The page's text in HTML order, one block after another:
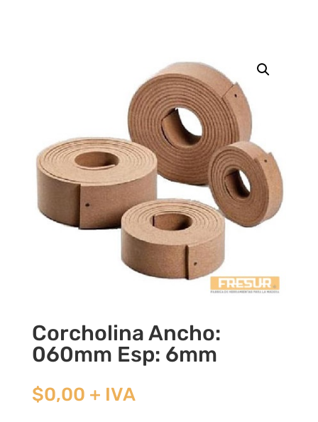
Corcholina Ancho:
060mm Esp: 6mm
$0,00 + IVA